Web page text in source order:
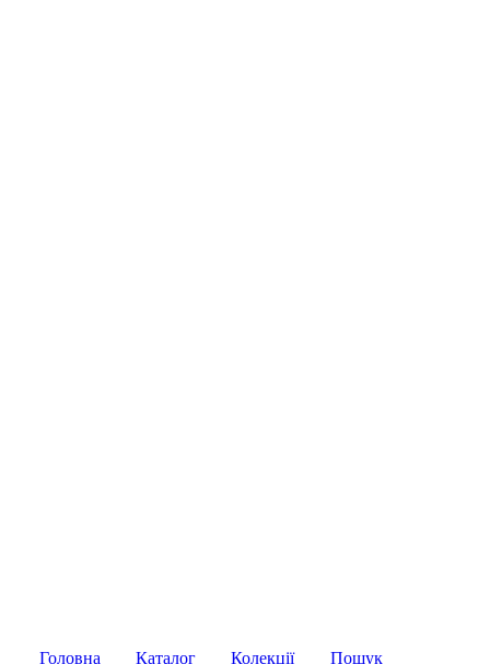
Головна Каталог Колекції Пошук